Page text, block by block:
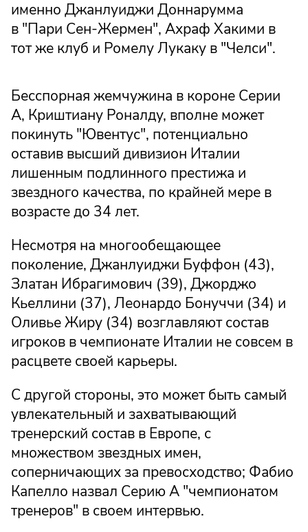
именно Джанлуиджи Доннарумма
в "Пари Сен-Жермен", Ахраф Хакими в
тот же клуб и Ромелу Лукаку в "Челси".
Бесспорная жемчужина в короне Серии
А, Криштиану Роналду, вполне может
покинуть "Ювентус", потенциально
оставив высший дивизион Италии
лишенным подлинного престижа и
звездного качества, по крайней мере в
возрасте до 34 лет.
Несмотря на многообещающее
поколение, Джанлуиджи Буффон (43),
Златан Ибрагимович (39), Джорджо
Кьеллини (37), Леонардо Бонуччи (34) и
Оливье Жиру (34) возглавляют состав
игроков в чемпионате Италии не совсем в
расцвете своей карьеры.
С другой стороны, это может быть самый
увлекательный и захватывающий
тренерский состав в Европе, с
множеством звездных имен,
соперничающих за превосходство; Фабио
Капелло назвал Серию А "чемпионатом
тренеров" в своем интервью.